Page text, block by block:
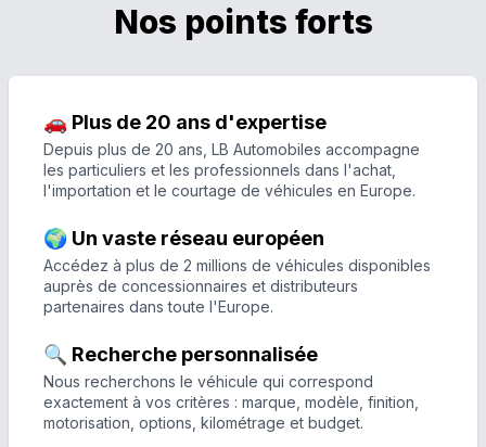
Nos points forts
🚗 Plus de 20 ans d'expertise
Depuis plus de 20 ans, LB Automobiles accompagne
les particuliers et les professionnels dans l'achat,
l'importation et le courtage de véhicules en Europe.
🌍 Un vaste réseau européen
Accédez à plus de 2 millions de véhicules disponibles
auprès de concessionnaires et distributeurs
partenaires dans toute l'Europe.
🔍 Recherche personnalisée
Nous recherchons le véhicule qui correspond
exactement à vos critères : marque, modèle, finition,
motorisation, options, kilométrage et budget.